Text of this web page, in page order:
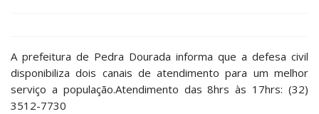
A prefeitura de Pedra Dourada informa que a defesa civil
disponibiliza dois canais de atendimento para um melhor
serviço a população.Atendimento das 8hrs às 17hrs: (32)
3512-7730